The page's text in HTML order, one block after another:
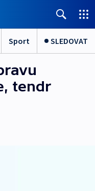
Sport SLEDOVAT
tendr